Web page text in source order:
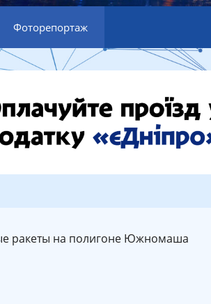
Фоторепортаж
ракеты на полигоне Южномаша